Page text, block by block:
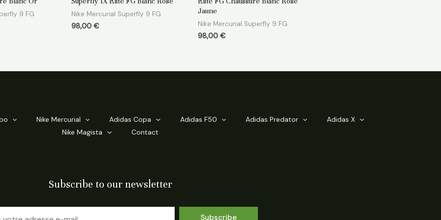
9 FG
sur
Nike Mercurial Superfly 9 FG
98,00 €
sur
5
Jaune
Nike Mercurial Superfly 9 FG
98,00 €
Nike Mercurial Adidas Copa Adidas F50 Adidas Predator
Adidas X
Nike Magista
Contact
Subscribe to our newsletter
Subscribe